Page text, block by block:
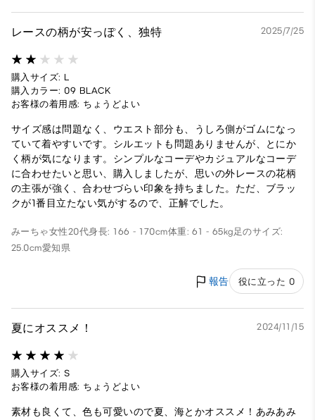
レースの柄が安っぽく、独特 2025/7/25
購入サイズ: L
購入カラー: 09 BLACK
お客様の着用感: ちょうどよい
サイズ感は問題なく、ウエスト部分も、うしろ側がゴムになっ
ていて着やすいです。シルエットも問題ありませんが、とにか
く柄が気になります。シンプルなコーデやカジュアルなコーデ
に合わせたいと思い、購入しましたが、思いの外レースの花柄
の主張が強く、合わせづらい印象を持ちました。ただ、ブラッ
クが1番目立たない気がするので、正解でした。
みーちゃ女性20代身長: 166 - 170cm体重: 61 - 65kg足のサイズ:
25.0cm愛知県
報告 役に立った 0
夏にオススメ！ 2024/11/15
購入サイズ: S
お客様の着用感: ちょうどよい
素材も良くて、色も可愛いので夏、海とかオススメ！あみあみ